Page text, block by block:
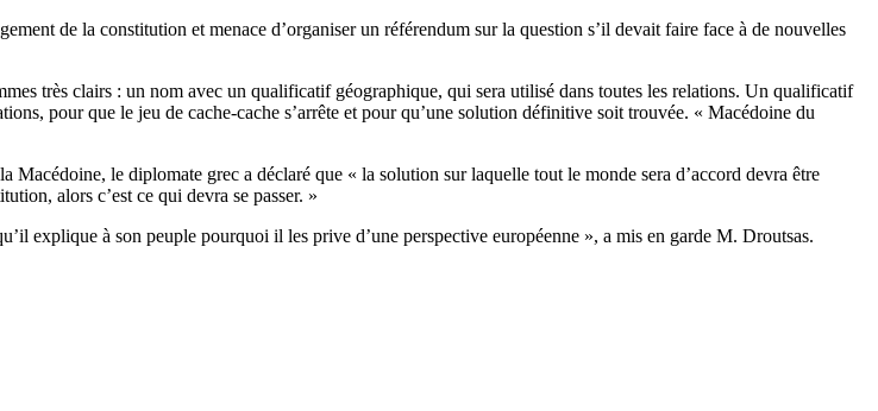
de la constitution et menace d’organiser un référendum sur la question s’il devait faire face à de nouvelles
très clairs : un nom avec un qualificatif géographique, qui sera utilisé dans toutes les relations. Un qualificatif
pour que le jeu de cache-cache s’arrête et pour qu’une solution définitive soit trouvée. « Macédoine du
le diplomate grec a déclaré que « la solution sur laquelle tout le monde sera d’accord devra être
alors c’est ce qui devra se passer. »
explique à son peuple pourquoi il les prive d’une perspective européenne », a mis en garde M. Droutsas.